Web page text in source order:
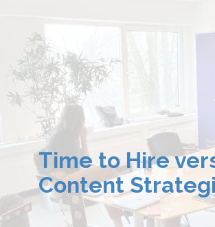
Time to Hire
Content